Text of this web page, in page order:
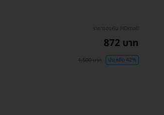
ราคาจองกับ HDmall
872 บาท
1,500 บาท ประหยัด 42%